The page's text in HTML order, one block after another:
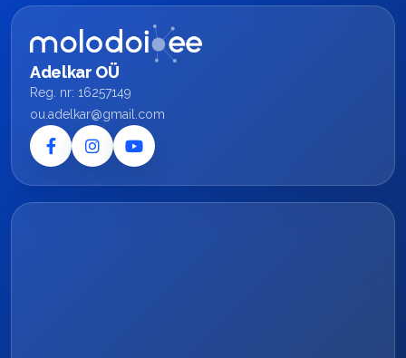
Adelkar OÜ
Reg. nr: 16257149
ou.adelkar@gmail.com